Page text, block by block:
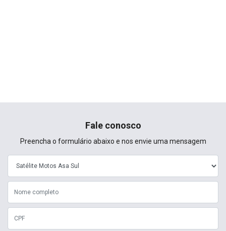
Fale conosco
Preencha o formulário abaixo e nos envie uma mensagem